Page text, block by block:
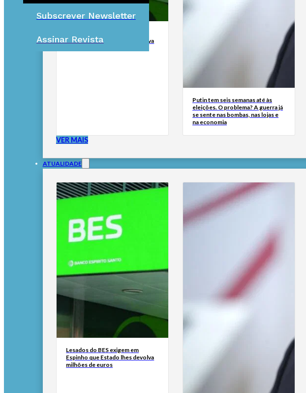
Subscrever Newsletter
Assinar Revista
Espinho que Estado lhes devolva
Putin tem seis semanas até às
eleições. O problema? A guerra já
se sente nas bombas, nas lojas e
na economia
VER MAIS
ATUALIDADE
Lesados do BES exigem em
Espinho que Estado lhes devolva
milhões de euros